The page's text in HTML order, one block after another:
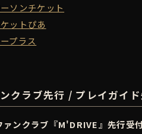
ソンチケット
ットぴあ
プラス
クラブ先行 / プレイガイ
ァンクラブ『M'DRIVE』先行受